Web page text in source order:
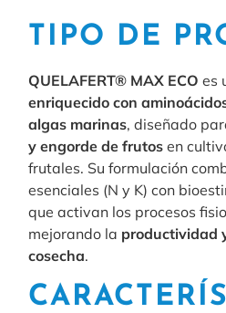
TIPO DE
QUELAFERT® MAX ECO es
enriquecido con
algas marinas, diseñado
y engorde de frutos en
frutales. Su formulación
esenciales (N y K) con
que activan los procesos
mejorando la productividad
cosecha.